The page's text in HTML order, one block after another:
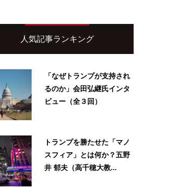
人気記事ランキング
「なぜトランプが支持され
るのか」会田弘継氏インタ
ビュー（全３回）
トランプを勝たせた「マノ
スフィア」とは何か？五野
井 郁夫（高千穂大教...